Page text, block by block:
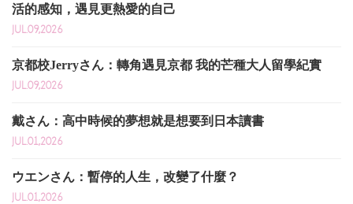
活的感知，遇見更熱愛的自己
JUL.09,2026
京都校Jerryさん：轉角遇見京都 我的芒種大人留學紀實
JUL.09,2026
戴さん：高中時候的夢想就是想要到日本讀書
JUL.01,2026
ウエンさん：暫停的人生，改變了什麼？
JUL.01,2026